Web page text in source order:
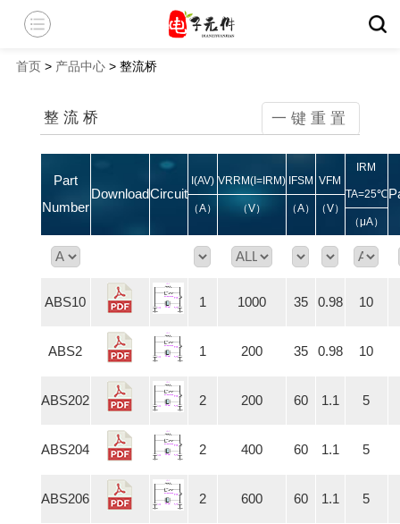
首页> 产品中心> 整流桥
整流桥 一键重置
Part
Number
DownloadCircuit
I(AV)
（A）
VRRM(I=IRM)
（V）
IFSM
（A）
VFM
（V）
IRM
TA=25℃
（μA）
ABS10 1 1000 35 0.98 10
ABS2 1 200 35 0.98 10
ABS202 2 200 60 1.1 5
ABS204 2 400 60 1.1 5
ABS206 2 600 60 1.1 5